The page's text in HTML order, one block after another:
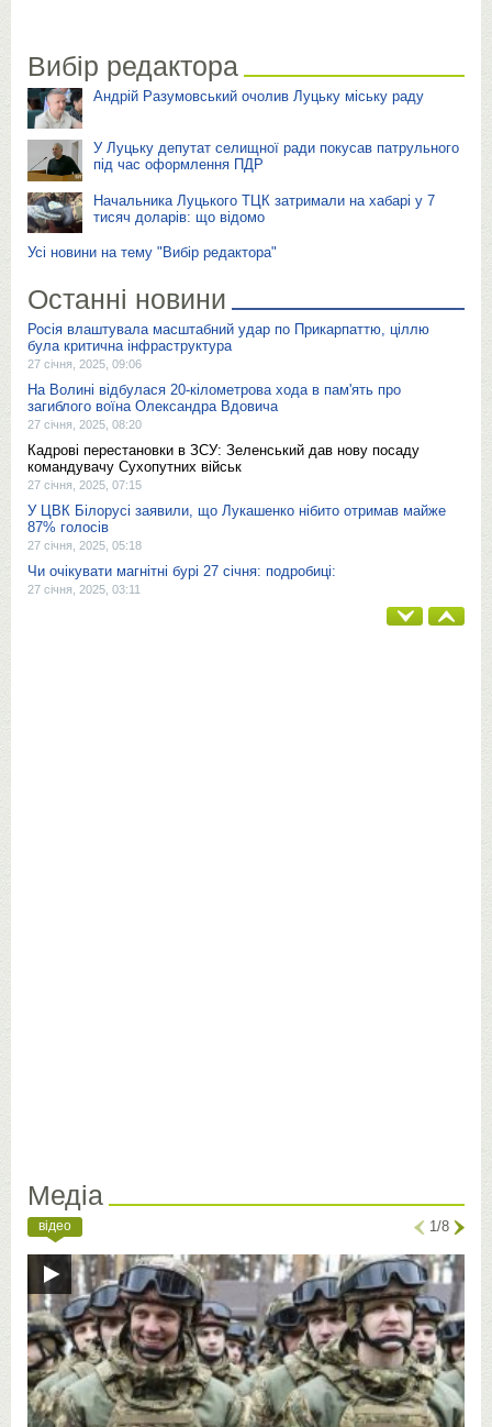
Вибір редактора
Андрій Разумовський очолив Луцьку міську раду
У Луцьку депутат селищної ради покусав патрульного
під час оформлення ПДР
Начальника Луцького ТЦК затримали на хабарі у 7
тисяч доларів: що відомо
Усі новини на тему "Вибір редактора"
Останні новини
Росія влаштувала масштабний удар по Прикарпаттю, ціллю
була критична інфраструктура
27 січня, 2025, 09:06
На Волині відбулася 20-кілометрова хода в пам'ять про
загиблого воїна Олександра Вдовича
27 січня, 2025, 08:20
Кадрові перестановки в ЗСУ: Зеленський дав нову посаду
командувачу Сухопутних військ
27 січня, 2025, 07:15
У ЦВК Білорусі заявили, що Лукашенко нібито отримав майже
87% голосів
27 січня, 2025, 05:18
Чи очікувати магнітні бурі 27 січня: подробиці:
27 січня, 2025, 03:11
Медіа
відео 1/8